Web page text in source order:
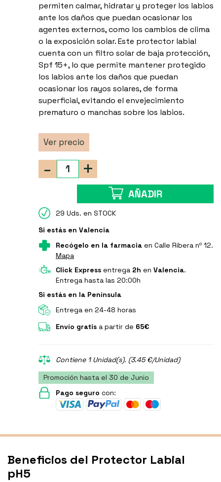
permiten calmar, hidratar y proteger los labios
ante los daños que puedan ocasionar los
agentes externos, como los cambios de clima
o la exposición solar. Este protector labial
cuenta con un filtro solar de baja protección,
Spf 15+, lo que permite mantener protegido
los labios ante los daños que puedan
ocasionar los rayos solares, de forma
superficial, evitando el envejecimiento
prematuro o manchas sobre los labios.
Ver precio
+
-
AÑADIR
29 Uds. en STOCK
Si estás en Valencia
Recógelo en la farmaciaen Calle Ribera nº 12.
Mapa
Click Expressentrega 2h en Valencia.
Entrega hasta las 20:00h
Si estás en la Península
Entrega en 24-48 horas
Envío gratisa partir de 65€
Contiene 1 Unidad(s). (3.45 €/Unidad)
Promoción hasta el 30 de Junio
Pago seguro con:
Beneficios del Protector Labial
pH5